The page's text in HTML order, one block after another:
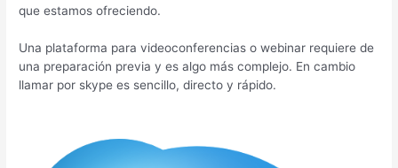
que estamos ofreciendo.
Una plataforma para videoconferencias o webinar requiere de
una preparación previa y es algo más complejo. En cambio
llamar por skype es sencillo, directo y rápido.